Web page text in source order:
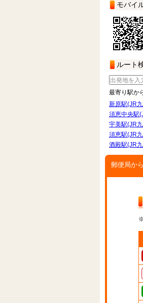
モバイ
ルート
最寄り駅か
新原駅(JR
須恵中央駅
宇美駅(JR
須恵駅(JR
酒殿駅(JR
郵便局か